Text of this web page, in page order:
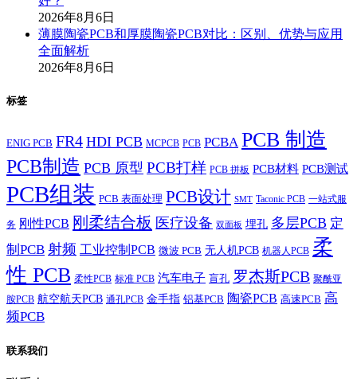
2026年8月6日
薄膜陶瓷PCB和厚膜陶瓷PCB对比：区别、优势与应用
全面解析
2026年8月6日
标签
ENIG PCB FR4 HDI PCB MCPCB PCB PCBA PCB 制造
PCB制造 PCB 原型 PCB打样 PCB 拼板 PCB材料 PCB测试
PCB组装 PCB 表面处理 PCB设计 SMT Taconic PCB 一站式服
务 刚性PCB 刚柔结合板 医疗设备 双面板 埋孔 多层PCB 定
制PCB 射频 工业控制PCB 微波 PCB 无人机PCB 机器人PCB 柔
性 PCB 柔性PCB 标准 PCB 汽车电子 盲孔 罗杰斯PCB 聚酰亚
胺PCB 航空航天PCB 通孔PCB 金手指 铝基PCB 陶瓷PCB 高速PCB 高
频PCB
联系我们